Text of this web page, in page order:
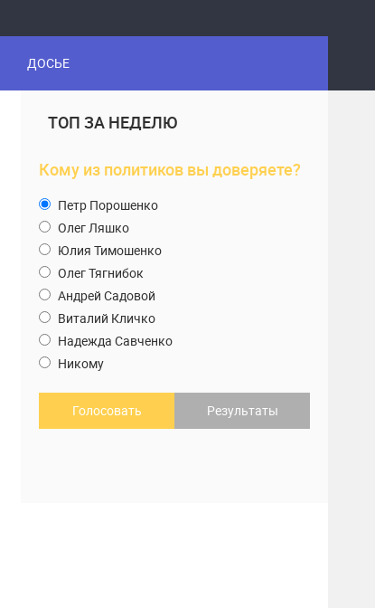
ДОСЬЕ
ТОП ЗА НЕДЕЛЮ
Кому из политиков вы доверяете?
Петр Порошенко
Олег Ляшко
Юлия Тимошенко
Олег Тягнибок
Андрей Садовой
Виталий Кличко
Надежда Савченко
Никому
Голосовать Результаты